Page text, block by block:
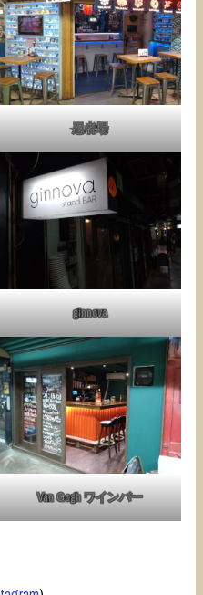
忍者場
ginnova
Van Gogh ワインバー